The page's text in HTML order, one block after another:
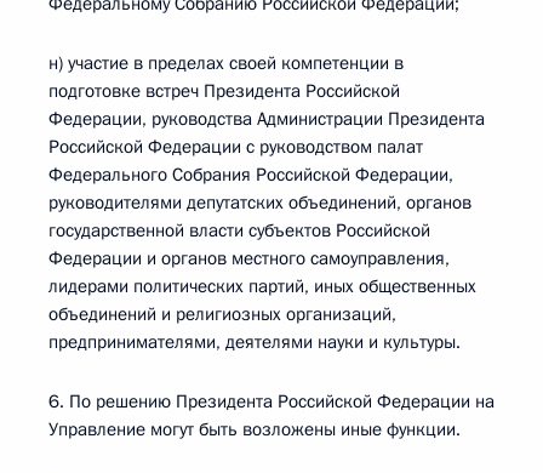
н) участие в пределах своей компетенции в
подготовке встреч Президента Российской
Федерации, руководства Администрации Президента
Российской Федерации с руководством палат
Федерального Собрания Российской Федерации,
руководителями депутатских объединений, органов
государственной власти субъектов Российской
Федерации и органов местного самоуправления,
лидерами политических партий, иных общественных
объединений и религиозных организаций,
предпринимателями, деятелями науки и культуры.
6. По решению Президента Российской Федерации на
Управление могут быть возложены иные функции.